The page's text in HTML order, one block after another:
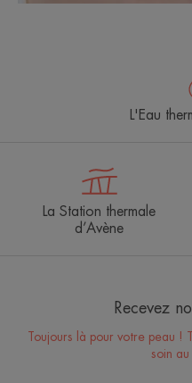
L'Eau
La Station thermale
d’Avène
Recevez
Toujours là pour votre peau !
soin au